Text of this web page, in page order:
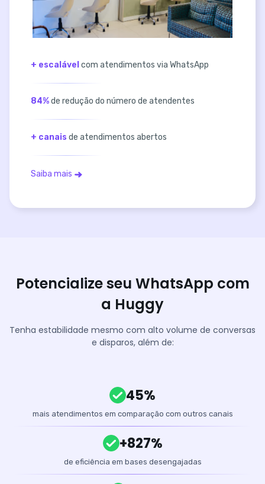
+ escalável com atendimentos via WhatsApp
84%de redução do número de atendentes
+ canais de atendimentos abertos
Saiba mais
Potencialize seu WhatsApp com
a Huggy
Tenha estabilidade mesmo com alto volume de conversas
e disparos, além de:
45%
mais atendimentos em comparação com outros canais
+827%
de eficiência em bases desengajadas